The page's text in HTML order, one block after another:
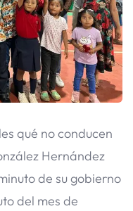
qué no conducen
Hernández
de su gobierno
del mes de